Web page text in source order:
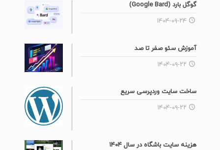
گوگل بارد (Google Bard)
۱۴۰۴-۰۹-۲۴
آموزش سئو صفر تا صد
۱۴۰۴-۰۹-۲۲
ساخت سایت وردپرسی سریع
۱۴۰۴-۰۹-۲۲
هزینه سایت باشگاه در سال ۱۴۰۴